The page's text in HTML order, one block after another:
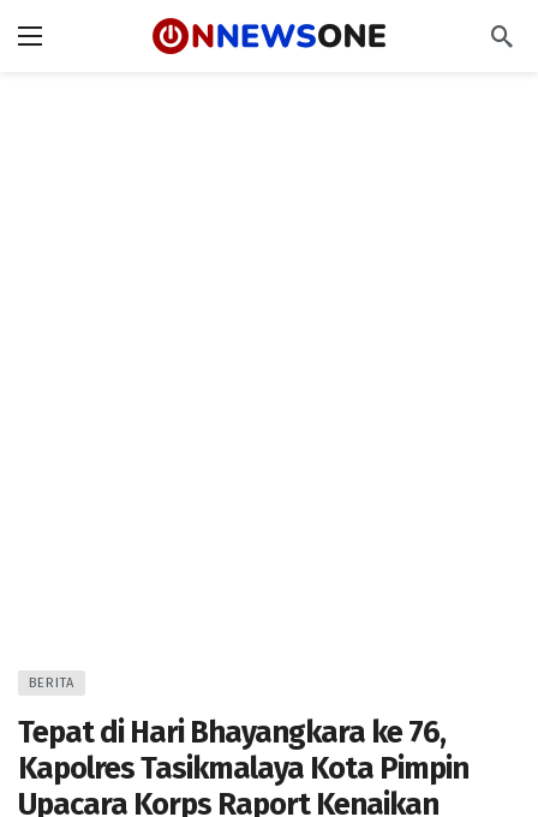
BERITA
Tepat di Hari Bhayangkara ke 76,
Kapolres Tasikmalaya Kota Pimpin
Upacara Korps Raport Kenaikan